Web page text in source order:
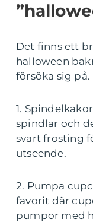
Det finns ett
halloween
försöka sig
1.
spindlar och
svart frosting
utseende.
2. Pumpa
favorit där
pumpor med